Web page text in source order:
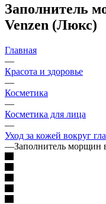
Заполнитель
Venzen (Люкс)
Главная
—
Красота и здоровье
—
Косметика
—
Косметика для лица
—
Уход за кожей вокруг
—Заполнитель морщин